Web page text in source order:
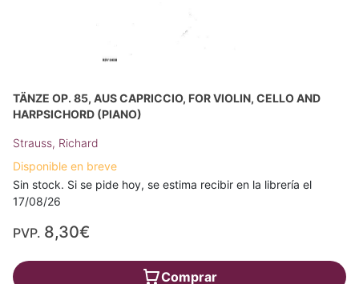
TÄNZE OP. 85, AUS CAPRICCIO, FOR VIOLIN, CELLO AND
HARPSICHORD (PIANO)
Strauss, Richard
Disponible en breve
Sin stock. Si se pide hoy, se estima recibir en la librería el
17/08/26
PVP. 8,30€
Comprar